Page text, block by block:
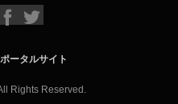
ータルサイト
Rights Reserved.